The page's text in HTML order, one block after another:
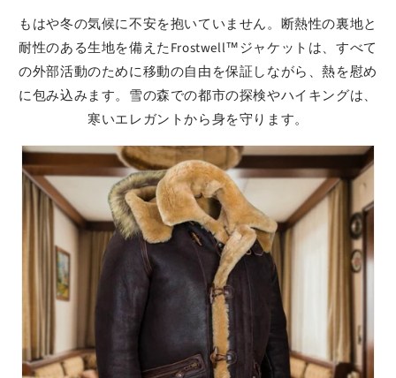
もはや冬の気候に不安を抱いていません。断熱性の裏地と
耐性のある生地を備えたFrostwell™ジャケットは、すべて
の外部活動のために移動の自由を保証しながら、熱を慰め
に包み込みます。雪の森での都市の探検やハイキングは、
寒いエレガントから身を守ります。